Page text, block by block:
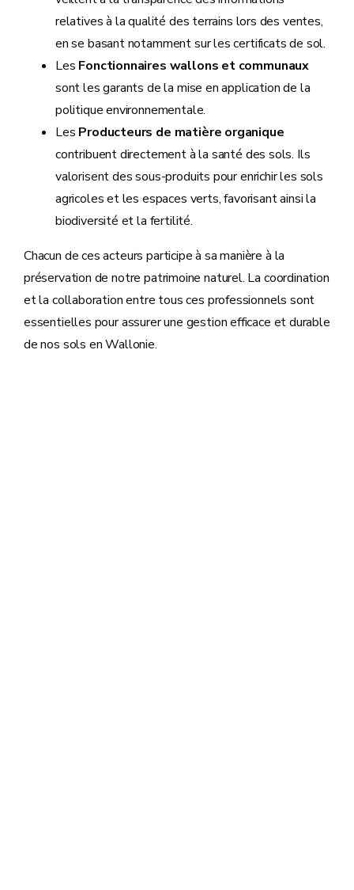
relatives à la qualité des terrains lors des ventes,
en se basant notamment sur les certificats de sol.
Les Fonctionnaires wallons et communaux
sont les garants de la mise en application de la
politique environnementale.
Les Producteurs de matière organique
contribuent directement à la santé des sols. Ils
valorisent des sous-produits pour enrichir les sols
agricoles et les espaces verts, favorisant ainsi la
biodiversité et la fertilité.
Chacun de ces acteurs participe à sa manière à la
préservation de notre patrimoine naturel. La coordination
et la collaboration entre tous ces professionnels sont
essentielles pour assurer une gestion efficace et durable
de nos sols en Wallonie.